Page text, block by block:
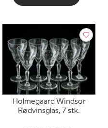
Holmegaard Windsor
Rødvinsglas, 7 stk.